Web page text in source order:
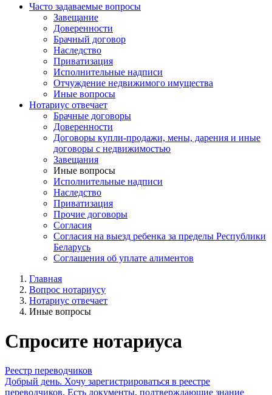
Часто задаваемые вопросы
Завещание
Доверенности
Брачный договор
Наследство
Приватизация
Исполнительные надписи
Отчуждение недвижимого имущества
Иные вопросы
Нотариус отвечает
Брачные договоры
Доверенности
Договоры купли-продажи, мены, дарения и иные
договоры с недвижимостью
Завещания
Иные вопросы
Исполнительные надписи
Наследство
Приватизация
Прочие договоры
Согласия
Согласия на выезд ребенка за пределы Республики
Беларусь
Соглашения об уплате алиментов
Главная
Вопрос нотариусу
Нотариус отвечает
Иные вопросы
Спросите нотариуса
Реестр переводчиков
Добрый день. Хочу зарегистрироваться в реестре
переводчиков. Есть документы, подтверждающие знание